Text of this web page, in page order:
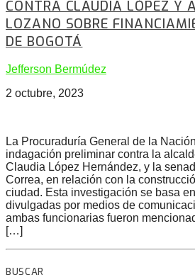
CONTRA CLAUDIA LÓPEZ Y
LOZANO SOBRE
DE BOGOTÁ
Jefferson Bermúdez
2 octubre, 2023
La Procuraduría General de la
indagación preliminar contra la
Claudia López Hernández, y la
Correa, en relación con la
ciudad. Esta investigación se basa
divulgadas por medios de
ambas funcionarias fueron
[…]
BUSCAR